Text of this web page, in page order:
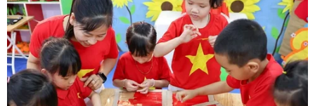
đạo, hướng dẫn các đơn vị y tế trên địa bàn
thực hiện tốt các hướng dẫn chuyên môn của Bộ
Y tế trong việc dự phòng, chẩn đoán, điều trị và
chăm sóc bệnh nhân viêm gan virus.
Tiếp tục chủ động bám sát diễn biến tình hình